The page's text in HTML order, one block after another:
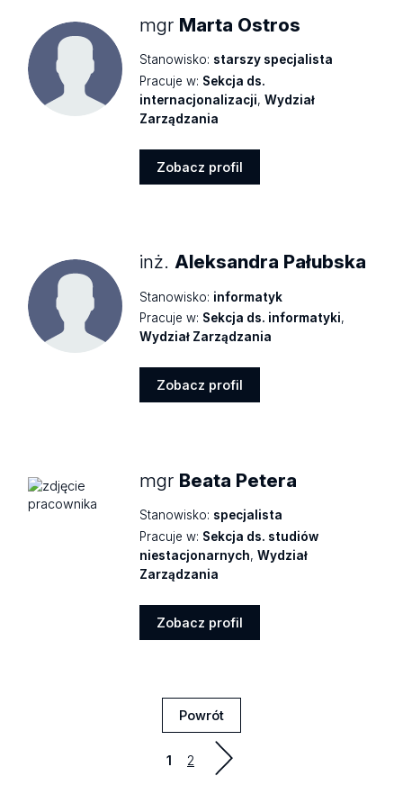
mgr Marta Ostros
Stanowisko: starszy specjalista
Pracuje w: Sekcja ds.
internacjonalizacji,Wydział
Zarządzania
Zobacz profil
inż.Aleksandra Pałubska
Stanowisko: informatyk
Pracuje w: Sekcja ds. informatyki,
Wydział Zarządzania
Zobacz profil
mgr Beata Petera
Stanowisko: specjalista
Pracuje w: Sekcja ds. studiów
niestacjonarnych,Wydział
Zarządzania
Zobacz profil
Powrót
1 Strona
2